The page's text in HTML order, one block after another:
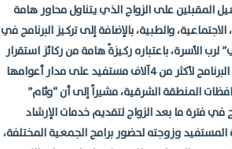
المقبلين على الزواج الذي يتناول محاور هامة
والطبية، بالإضافة إلى تركيز البرنامج في
لرب الأسرة، باعتباره ركيزةً هامة من ركائز استقرار
ونماء الأسرة، مبيناً أن الجمعية قدمت البرنامج لأكثر من 4آلاف مستفيد على مدار أعوامها
المنطقة الشرقية، مشيراً إلى أن “وئام”
فترة ما بعد الزواج لتقديم خدمات الإرشاد
وزوجته لحضور برامج الجمعية المختلفة،